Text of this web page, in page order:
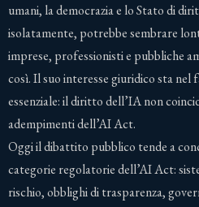
umani, la democrazia e lo Stato di
isolatamente, potrebbe sembrare
imprese, professionisti e pubbliche
così. Il suo interesse giuridico sta
essenziale: il diritto dell’IA non
adempimenti dell’AI Act.
Oggi il dibattito pubblico tende a
categorie regolatorie dell’AI Act:
rischio, obblighi di trasparenza,